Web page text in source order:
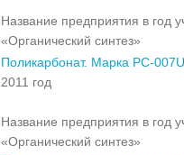
Название предприятия в год
«Органический синтез»
Поликарбонат. Марка PC-007U
2011 год
Название предприятия в год
«Органический синтез»